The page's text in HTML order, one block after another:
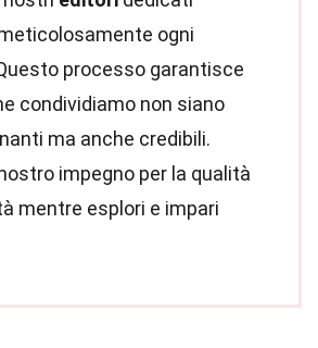
ogni
processo garantisce
condividiamo non siano
ma anche credibili.
impegno per la qualità
mentre esplori e impari